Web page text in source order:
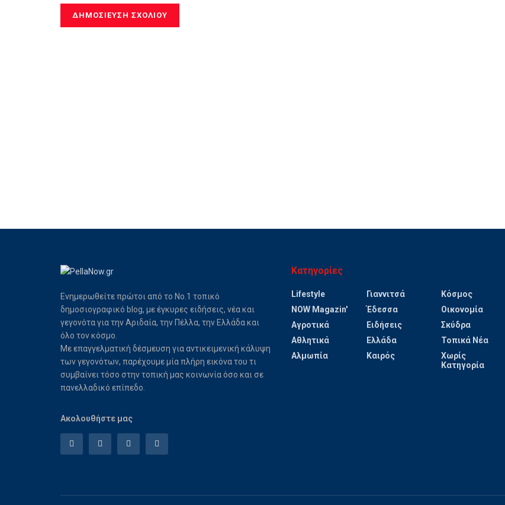
Ενημερωθείτε πρώτοι από το Νο.1 τοπικό
δημοσιογραφικό blog, με έγκυρες ειδήσεις, νέα και
γεγονότα για την Αριδαία, την Πέλλα, την Ελλάδα και
όλο τον κόσμο.
Με επαγγελματική δέσμευση για αντικειμενική κάλυψη
των γεγονότων, παρέχουμε μία πλήρη εικόνα του τι
συμβαίνει τόσο στην τοπική μας κοινωνία όσο και σε
πανελλαδικό επίπεδο.
Ακολουθήστε μας
Κατηγορίες
Lifestyle
NOW Magazin'
Αγροτικά
Αθλητικά
Αλμωπία
Γιαννιτσά
Έδεσσα
Ειδήσεις
Ελλάδα
Καιρός
Κόσμος
Οικονομία
Σκύδρα
Τοπικά Νέα
Χωρίς
Κατηγορία